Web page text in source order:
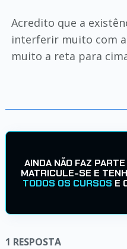
Acredito que a
interferir muito com
muito a reta para
AINDA NÃO FAZ
MATRICULE-SE E
TODOS OS CURSOS E
1 RESPOSTA